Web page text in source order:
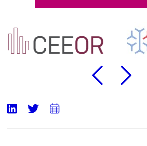
LinkedIn
Twitter
Přidat